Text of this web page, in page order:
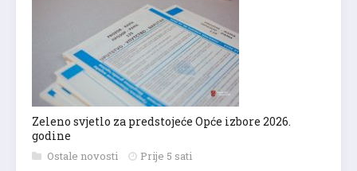
Zeleno svjetlo za predstojeće Opće izbore 2026.
godine
Ostale novosti Prije 5 sati